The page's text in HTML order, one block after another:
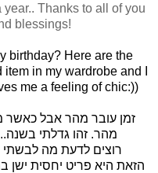
Thanks to all of you
blessings!
birthday? Here are the
in my wardrobe and I
me a feeling of chic:))
זמן עובר מהר אבל כאשר
מהר. זהו גדלתי
רוצים לדעת מה לבשתי
הזאת היא פריט יחסית ישן